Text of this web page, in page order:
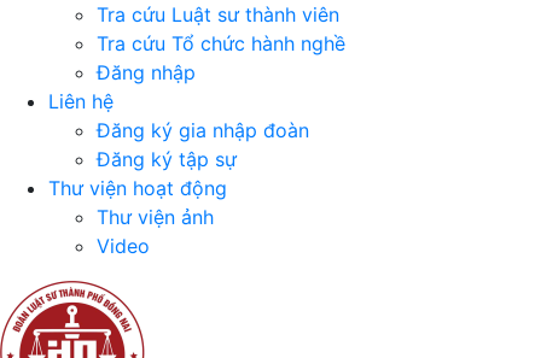
Tra cứu Luật sư thành viên
Tra cứu Tổ chức hành nghề
Đăng nhập
Liên hệ
Đăng ký gia nhập đoàn
Đăng ký tập sự
Thư viện hoạt động
Thư viện ảnh
Video